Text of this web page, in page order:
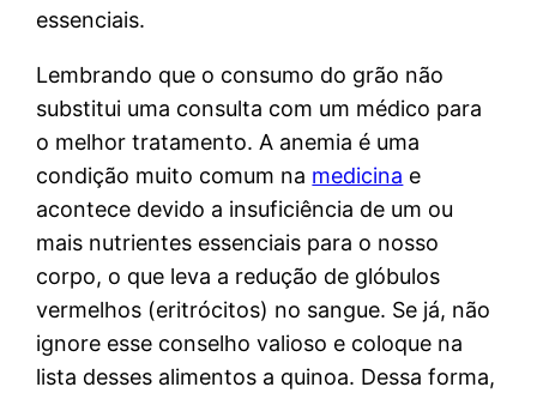
essenciais.
Lembrando que o consumo do grão não
substitui uma consulta com um médico para
o melhor tratamento. A anemia é uma
condição muito comum na medicina e
acontece devido a insuficiência de um ou
mais nutrientes essenciais para o nosso
corpo, o que leva a redução de glóbulos
vermelhos (eritrócitos) no sangue. Se já, não
ignore esse conselho valioso e coloque na
lista desses alimentos a quinoa. Dessa forma,